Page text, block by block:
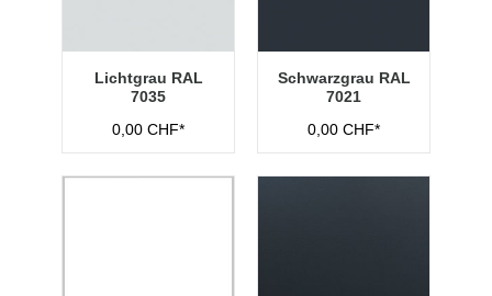
Lichtgrau RAL
7035
0,00 CHF*
Schwarzgrau RAL
7021
0,00 CHF*